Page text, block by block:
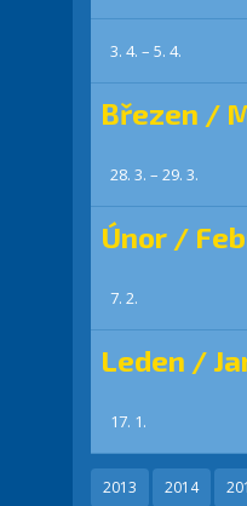
3. 4. – 5. 4.
Březen /
28. 3. – 29. 3.
Únor /
7. 2.
Leden /
17. 1.
2013 2014